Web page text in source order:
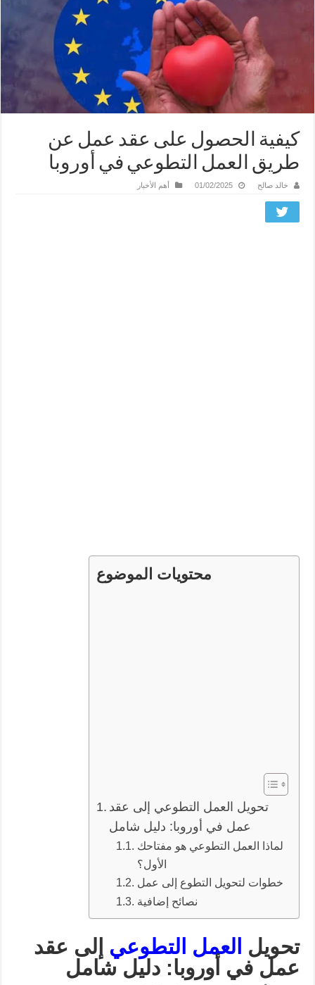
كيفية الحصول على عقد عمل عن
طريق العمل التطوعي في أوروبا
خالد صالح 01/02/2025 أهم الأخبار
محتويات الموضوع
تحويل العمل التطوعي إلى عقد
عمل في أوروبا: دليل شامل
لماذا العمل التطوعي هو مفتاحك
الأول؟
خطوات لتحويل التطوع إلى عمل
نصائح إضافية
تحويل العمل التطوعي إلى عقد
عمل في أوروبا: دليل شامل